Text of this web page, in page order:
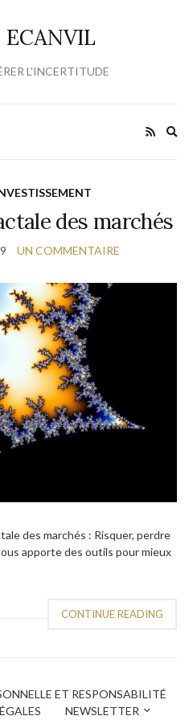
L'INCERTITUDE
des marchés
UN COMMENTAIRE
des marchés : Risquer, perdre
apporte des outils pour mieux
CONTINUE READING
ET RESPONSABILITÉ
NEWSLETTER